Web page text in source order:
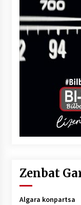
Zenbat
Algara konpartsa